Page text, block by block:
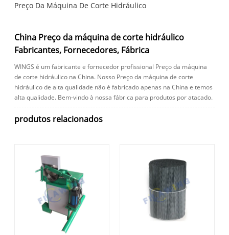
Preço Da Máquina De Corte Hidráulico
China Preço da máquina de corte hidráulico
Fabricantes, Fornecedores, Fábrica
WINGS é um fabricante e fornecedor profissional Preço da máquina
de corte hidráulico na China. Nosso Preço da máquina de corte
hidráulico de alta qualidade não é fabricado apenas na China e temos
alta qualidade. Bem-vindo à nossa fábrica para produtos por atacado.
produtos relacionados